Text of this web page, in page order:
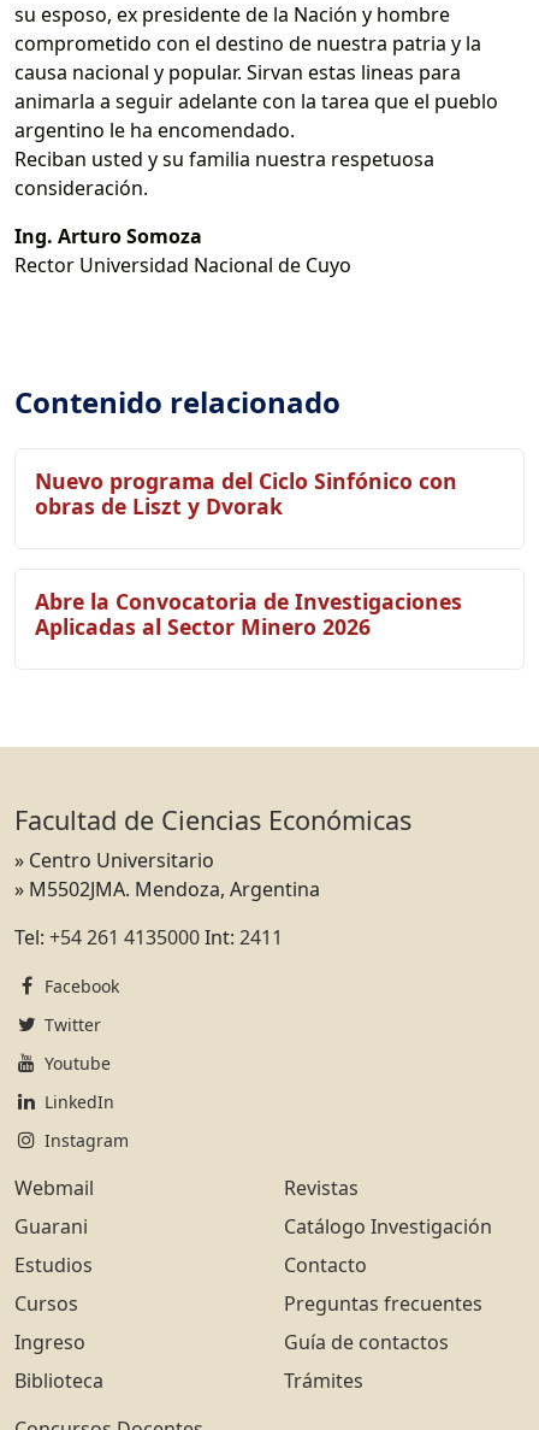
su esposo, ex presidente de la Nación y hombre
comprometido con el destino de nuestra patria y la
causa nacional y popular. Sirvan estas lineas para
animarla a seguir adelante con la tarea que el pueblo
argentino le ha encomendado.
Reciban usted y su familia nuestra respetuosa
consideración.
Ing. Arturo Somoza
Rector Universidad Nacional de Cuyo
Contenido relacionado
Nuevo programa del Ciclo Sinfónico con
obras de Liszt y Dvorak
Abre la Convocatoria de Investigaciones
Aplicadas al Sector Minero 2026
Facultad de Ciencias Económicas
» Centro Universitario
» M5502JMA. Mendoza, Argentina
Tel: +54 261 4135000Int: 2411
Facebook
Twitter
Youtube
LinkedIn
Instagram
Webmail
Guarani
Estudios
Cursos
Ingreso
Biblioteca
Revistas
Catálogo Investigación
Contacto
Preguntas frecuentes
Guía de contactos
Trámites